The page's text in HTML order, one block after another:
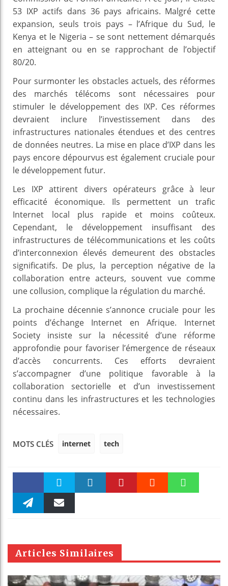
53 IXP actifs dans 36 pays africains. Malgré cette
expansion, seuls trois pays – l’Afrique du Sud, le
Kenya et le Nigeria – se sont nettement démarqués
en atteignant ou en se rapprochant de l’objectif
80/20.
Pour surmonter les obstacles actuels, des réformes
des marchés télécoms sont nécessaires pour
stimuler le développement des IXP. Ces réformes
devraient inclure l’investissement dans des
infrastructures nationales étendues et des centres
de données neutres. La mise en place d’IXP dans les
pays encore dépourvus est également cruciale pour
le développement futur.
Les IXP attirent divers opérateurs grâce à leur
efficacité économique. Ils permettent un trafic
Internet local plus rapide et moins coûteux.
Cependant, le développement insuffisant des
infrastructures de télécommunications et les coûts
d’interconnexion élevés demeurent des obstacles
significatifs. De plus, la perception négative de la
collaboration entre acteurs, souvent vue comme
une collusion, complique la régulation du marché.
La prochaine décennie s’annonce cruciale pour les
points d’échange Internet en Afrique. Internet
Society insiste sur la nécessité d’une réforme
approfondie pour favoriser l’émergence de réseaux
d’accès concurrents. Ces efforts devraient
s’accompagner d’une politique favorable à la
collaboration sectorielle et d’un investissement
continu dans les infrastructures et les technologies
nécessaires.
MOTS CLÉS internet tech
Faceboo Twitter
m
Articles Similaires